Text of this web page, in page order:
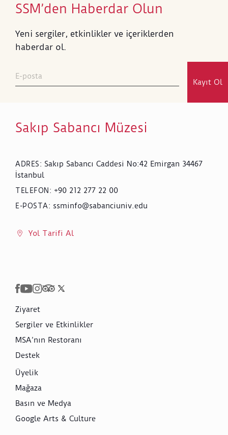
SSM’den Haberdar Olun
Yeni sergiler, etkinlikler ve içeriklerden
haberdar ol.
Kayıt Ol
Sakıp Sabancı Müzesi
ADRES: Sakıp Sabancı Caddesi No:42 Emirgan 34467
İstanbul
TELEFON : +90 212 277 22 00
E-POSTA: ssminfo@sabanciuniv.edu
Yol Tarifi Al
Ziyaret
Sergiler ve Etkinlikler
MSA’nın Restoranı
Destek
Üyelik
Mağaza
Basın ve Medya
Google Arts & Culture